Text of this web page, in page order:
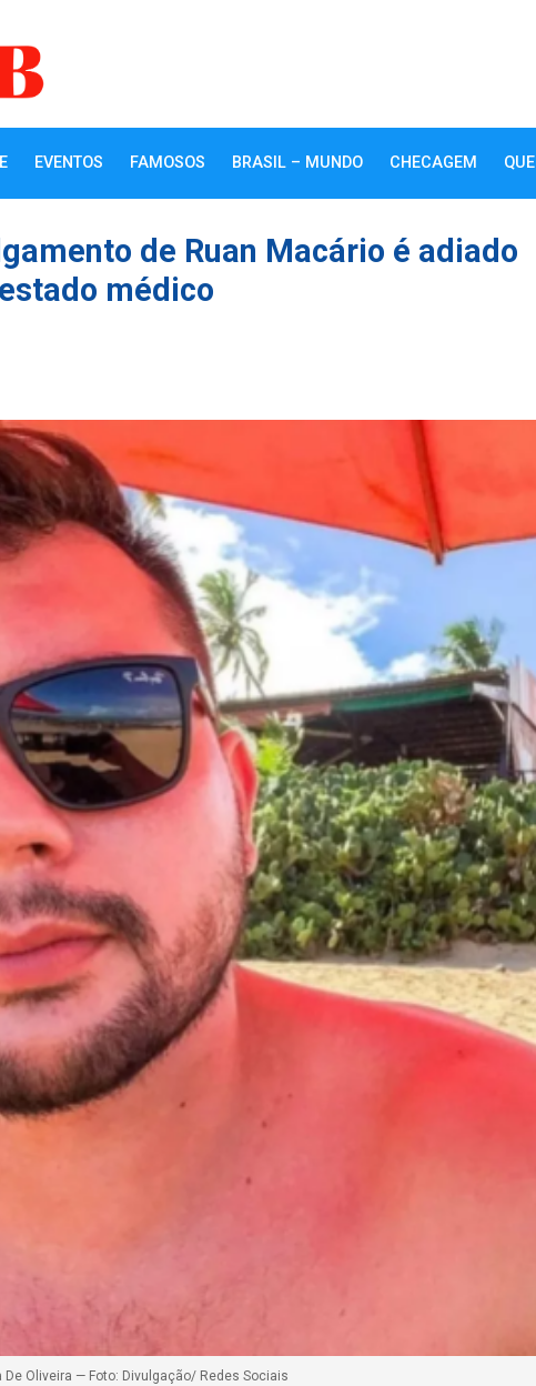
EVENTOS FAMOSOS BRASIL – MUNDO CHECAGEM
de Ruan Macário é adiado
médico
De Oliveira — Foto: Divulgação/ Redes Sociais